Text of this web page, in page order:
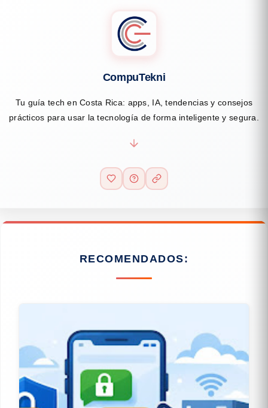
CompuTekni
Tu guía tech en Costa Rica: apps, IA, tendencias y consejos
prácticos para usar la tecnología de forma inteligente y segura.
RECOMENDADOS: